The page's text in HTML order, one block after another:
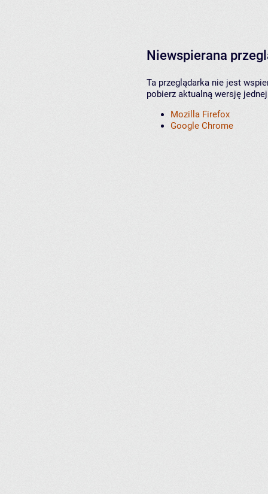
Niewspierana
Ta przeglądarka nie jest
pobierz aktualną wersję
Mozilla Firefox
Google Chrome